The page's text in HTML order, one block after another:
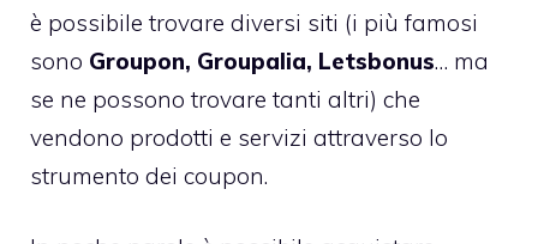
è possibile trovare diversi siti (i più famosi
sono Groupon, Groupalia, Letsbonus… ma
se ne possono trovare tanti altri) che
vendono prodotti e servizi attraverso lo
strumento dei coupon.